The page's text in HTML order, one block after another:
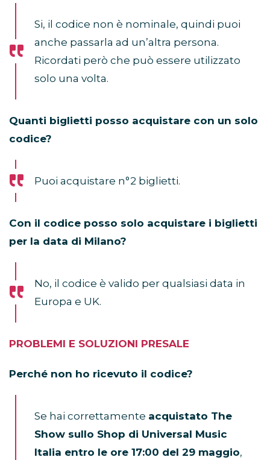
Si, il codice non è nominale, quindi puoi
anche passarla ad un’altra persona.
Ricordati però che può essere utilizzato
solo una volta.
Quanti biglietti posso acquistare con un solo
codice?
Puoi acquistare n°2 biglietti.
Con il codice posso solo acquistare i biglietti
per la data di Milano?
No, il codice è valido per qualsiasi data in
Europa e UK.
PROBLEMI E SOLUZIONI PRESALE
Perché non ho ricevuto il codice?
Se hai correttamente acquistato The
Show sullo Shop di Universal Music
Italia entro le ore 17:00 del 29 maggio,